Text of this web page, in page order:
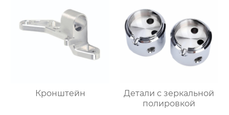
Кронштейн
Детали с зеркальной
полировкой